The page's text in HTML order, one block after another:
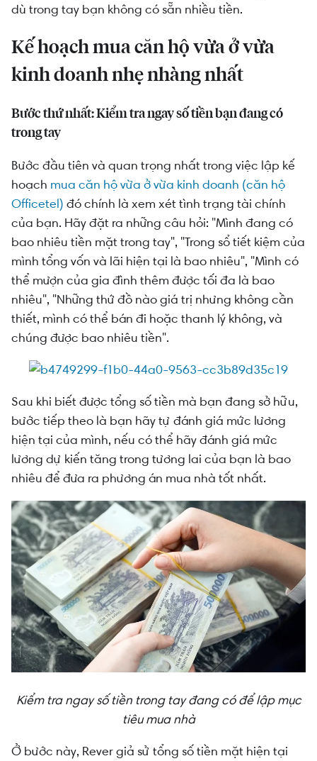
dù trong tay bạn không có sẵn nhiều tiền.
Kế hoạch mua căn hộ vừa ở vừa
kinh doanh nhẹ nhàng nhất
Bước thứ nhất: Kiểm tra ngay số tiền bạn đang có
trong tay
Bước đầu tiên và quan trọng nhất trong việc lập kế
hoạch mua căn hộ vừa ở vừa kinh doanh (căn hộ
Officetel) đó chính là xem xét tình trạng tài chính
của bạn. Hãy đặt ra những câu hỏi: "Mình đang có
bao nhiêu tiền mặt trong tay", "Trong sổ tiết kiệm của
mình tổng vốn và lãi hiện tại là bao nhiêu", "Mình có
thể mượn của gia đình thêm được tối đa là bao
nhiêu", "Những thứ đồ nào giá trị nhưng không cần
thiết, mình có thể bán đi hoặc thanh lý không, và
chúng được bao nhiêu tiền".
Sau khi biết được tổng số tiền mà bạn đang sở hữu,
bước tiếp theo là bạn hãy tự đánh giá mức lương
hiện tại của mình, nếu có thể hãy đánh giá mức
lương dự kiến tăng trong tương lai của bạn là bao
nhiêu để đưa ra phương án mua nhà tốt nhất.
Kiểm tra ngay số tiền trong tay đang có để lập mục
tiêu mua nhà
Ở bước này, Rever giả sử tổng số tiền mặt hiện tại